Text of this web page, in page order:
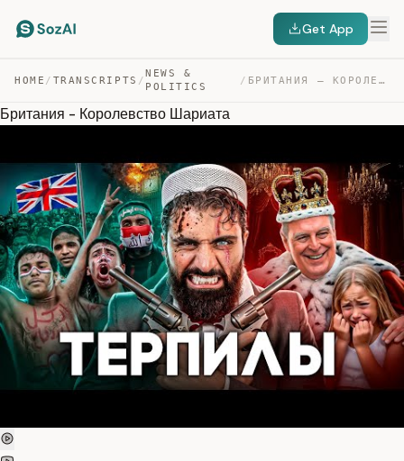
Get App
HOME / TRANSCRIPTS /
NEWS &
POLITICS
/ БРИТАНИЯ – КОРОЛЕВСТВО ШАРИАТА — TRANSCRIPT
Британия - Королевство Шариата